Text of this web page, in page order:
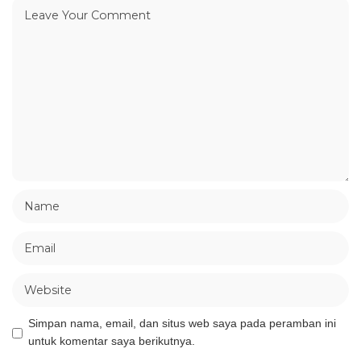
Simpan nama, email, dan situs web saya pada peramban ini
untuk komentar saya berikutnya.